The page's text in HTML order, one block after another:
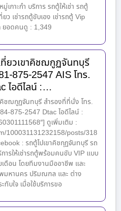
เกาะกำ บริการ รถตู้ให้เช่า รถตู้
ว เช่ารถตู้ขับเอง เช่ารถตู้ Vip
ยอดคนดู : 1,349
ยวเขาคิชฌกูฏจันทบุรี
875-2547 AIS โทร.
ไอดีไลน์ :…
ชฌกูฏจันทบุรี สำรองที่ที่นั่ง โทร.
875-2547 Dtac ไอดีไลน์ :
ดูเพิ่มเติม :
100031131232158/posts/318
: รถตู้ไปเขาคิชกุฏจันทบุรี รถ
การให้เช่ารถตู้พร้อมคนขับ VIP แบบ
ดือน โดยทีมงานมืออาชีพ และ
มหานคร ปริมณฑล และ ต่าง
บใจ เมื่อใช้บริการขอ